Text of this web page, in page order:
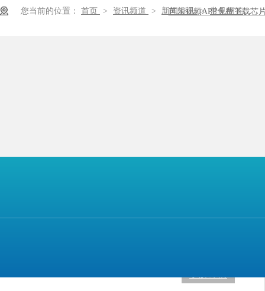
芭乐视频APP免费下载芯
您当前的位置： 首页 > 资讯频道 > 新闻资讯 > 常见问答